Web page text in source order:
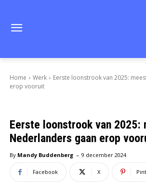
Home Werk
Eerste loonstrook van 2025:
erop vooruit
Eerste loonstrook van 2025:
Nederlanders gaan erop
By Mandy Buddenberg - 9 december 2024
Facebook X